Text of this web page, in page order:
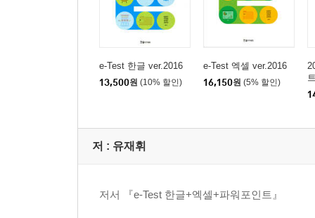
e-Test 한글 ver.2016
13,500원 (10% 할인)
e-Test 엑셀 ver.2016
16,150원 (5% 할인)
저 : 유재휘
저서 『e-Test 한글+엑셀+파워포인트』